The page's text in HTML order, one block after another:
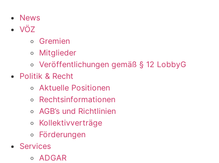
Inhalt
springen
News
VÖZ
Gremien
Mitglieder
Veröffentlichungen gemäß § 12 LobbyG
Politik & Recht
Aktuelle Positionen
Rechtsinformationen
AGB’s und Richtlinien
Kollektivverträge
Förderungen
Services
ADGAR